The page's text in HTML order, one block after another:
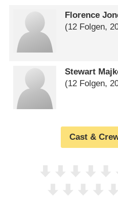
Florence
(12 Folgen,
Stewart
(12 Folgen,
Cast &